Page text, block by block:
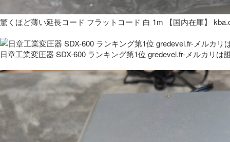
驚くほど薄い延長コード フラットコード 白 1m 【国内在庫】
日章工業変圧器 SDX-600 ランキング第1位 gredevel.fr-メルカリは